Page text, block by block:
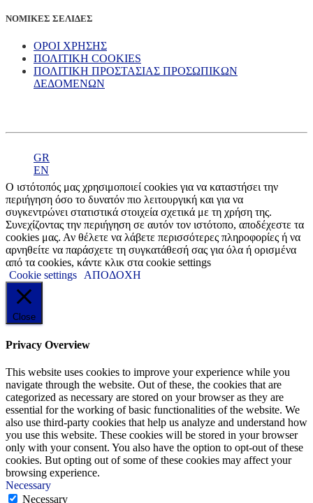
ΝΟΜΙΚΕΣ ΣΕΛΙΔΕΣ
ΟΡΟΙ ΧΡΗΣΗΣ
ΠΟΛΙΤΙΚΗ COOKIES
ΠΟΛΙΤΙΚΗ ΠΡΟΣΤΑΣΙΑΣ ΠΡΟΣΩΠΙΚΩΝ
ΔΕΔΟΜΕΝΩΝ
GR
EN
Ο ιστότοπός μας χρησιμοποιεί cookies για να καταστήσει την
περιήγηση όσο το δυνατόν πιο λειτουργική και για να
συγκεντρώνει στατιστικά στοιχεία σχετικά με τη χρήση της.
Συνεχίζοντας την περιήγηση σε αυτόν τον ιστότοπο, αποδέχεστε τα
cookies μας. Αν θέλετε να λάβετε περισσότερες πληροφορίες ή να
αρνηθείτε να παράσχετε τη συγκατάθεσή σας για όλα ή ορισμένα
από τα cookies, κάντε κλικ στα cookie settings
Cookie settings
ΑΠΟΔΟΧΗ
Close
Privacy Overview
This website uses cookies to improve your experience while you
navigate through the website. Out of these, the cookies that are
categorized as necessary are stored on your browser as they are
essential for the working of basic functionalities of the website. We
also use third-party cookies that help us analyze and understand how
you use this website. These cookies will be stored in your browser
only with your consent. You also have the option to opt-out of these
cookies. But opting out of some of these cookies may affect your
browsing experience.
Necessary
Necessary